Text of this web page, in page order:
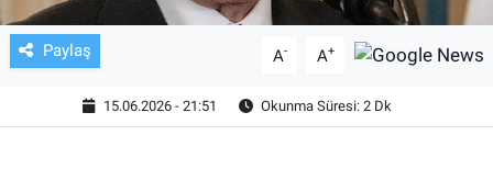
Paylaş A- A+
15.06.2026 - 21:51 Okunma Süresi: 2 Dk
ASAYİŞ
EKONOMİ